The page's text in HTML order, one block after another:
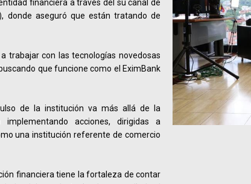
financiera a través del su canal de
donde aseguró que están tratando de
trabajar con las tecnologías novedosas
que funcione como el EximBank
de la institución va más allá de la
acciones, dirigidas a
una institución referente de comercio
financiera tiene la fortaleza de contar